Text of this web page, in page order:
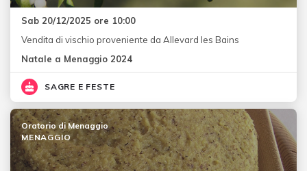
Sab 20/12/2025 ore 10:00
Vendita di vischio proveniente da Allevard les Bains
Natale a Menaggio 2024
SAGRE E FESTE
Oratorio di Menaggio
MENAGGIO